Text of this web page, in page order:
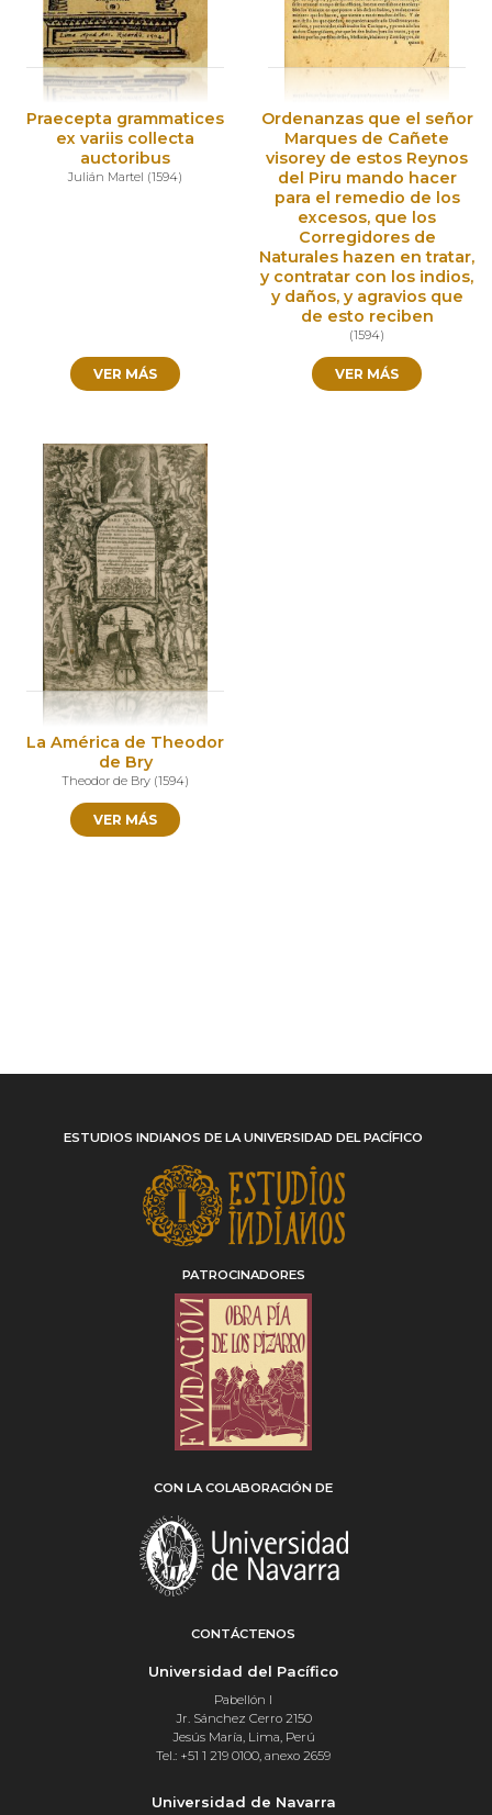
Praecepta grammatices
ex variis collecta
auctoribus
Julián Martel (1594)
VER MÁS
Ordenanzas que el señor
Marques de Cañete
visorey de estos Reynos
del Piru mando hacer
para el remedio de los
excesos, que los
Corregidores de
Naturales hazen en tratar,
y contratar con los indios,
y daños, y agravios que
de esto reciben
(1594)
VER MÁS
La América de Theodor
de Bry
Theodor de Bry (1594)
VER MÁS
ESTUDIOS INDIANOS DE LA UNIVERSIDAD DEL PACÍFICO
PATROCINADORES
CON LA COLABORACIÓN DE
CONTÁCTENOS
Universidad del Pacífico
Pabellón I
Jr. Sánchez Cerro 2150
Jesús María, Lima, Perú
Tel.: +51 1 219 0100, anexo 2659
Universidad de Navarra